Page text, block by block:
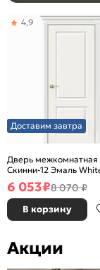
Доставим завтра
Дверь межкомнатная
Скинни-12 Эмаль
декора, глухая, без
без кромки, скиновая
4,9
6 053₽8 070 ₽
В корзину
Акции